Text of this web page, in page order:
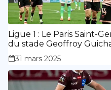
Ligue 1 : Le Paris Saint-
du stade Geoffroy
doublé de Doué.
31 mars 2025